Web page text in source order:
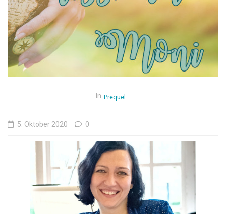
In Prequel
5. Oktober 2020 0